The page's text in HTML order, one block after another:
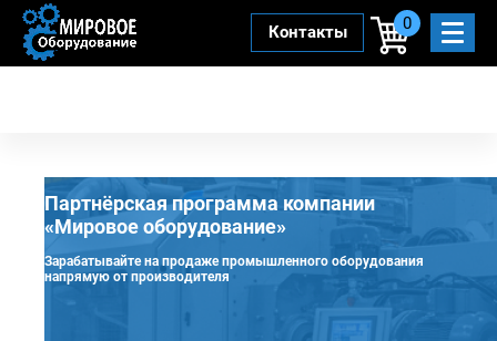
Контакты 0
Партнёрская программа компании
«Мировое оборудование»
Зарабатывайте на продаже промышленного оборудования
напрямую от производителя